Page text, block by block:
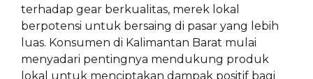
terhadap gear berkualitas, merek lokal
berpotensi untuk bersaing di pasar yang lebih
luas. Konsumen di Kalimantan Barat mulai
menyadari pentingnya mendukung produk
lokal untuk menciptakan dampak positif bagi